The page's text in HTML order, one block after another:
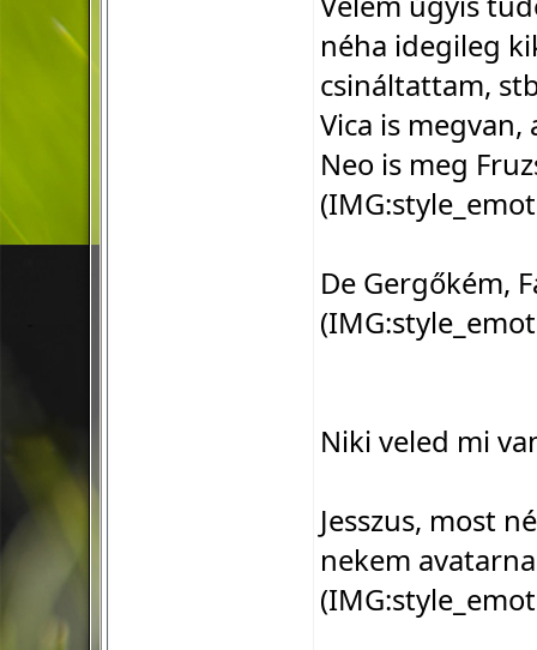
néha idegileg
csináltattam,
Vica is
Neo is meg
(IMG:
De Gergőkém,
(IMG:
Niki veled mi
Jesszus, most
nekem
(IMG: